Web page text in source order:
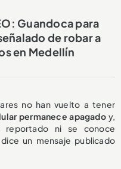
Guandoca para
de robar a
en Medellín
no han vuelto a tener
permanece apagadoy,
ni se conoce
un mensaje publicado